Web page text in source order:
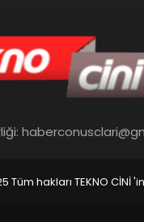
hakları TEKNO CİNİ